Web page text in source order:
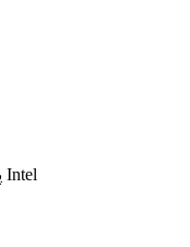
پردازنده بر اساس مدل Intel